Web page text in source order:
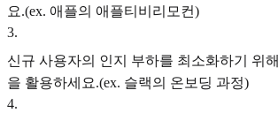
요.(ex. 애플의 애플티비리모컨)
3.
신규 사용자의 인지 부하를 최소화하기 위해
을 활용하세요.(ex. 슬랙의 온보딩 과정)
4.